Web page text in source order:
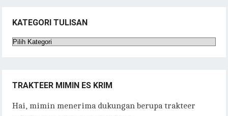
KATEGORI TULISAN
Kategori
TRAKTEER MIMIN ES KRIM
Hai, mimin menerima dukungan berupa trakteer